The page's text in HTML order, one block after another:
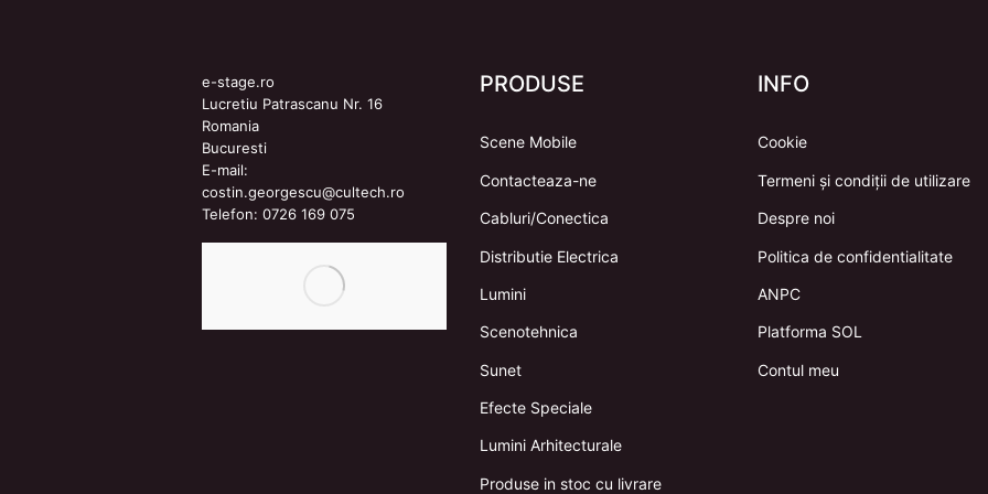
e-stage.ro
Lucretiu Patrascanu Nr. 16
Romania
Bucuresti
E-mail:
costin.georgescu@cultech.ro
Telefon: 0726 169 075
PRODUSE
Scene Mobile
Contacteaza-ne
Cabluri/Conectica
Distributie Electrica
Lumini
Scenotehnica
Sunet
Efecte Speciale
Lumini Arhitecturale
Produse in stoc cu livrare
INFO
Cookie
Termeni și condiții de utilizare
Despre noi
Politica de confidentialitate
ANPC
Platforma SOL
Contul meu